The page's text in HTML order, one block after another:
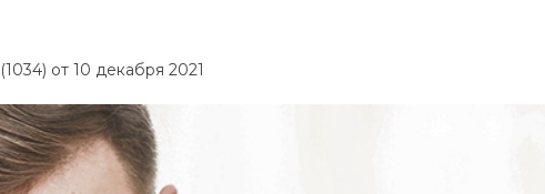
от 10 декабря 2021